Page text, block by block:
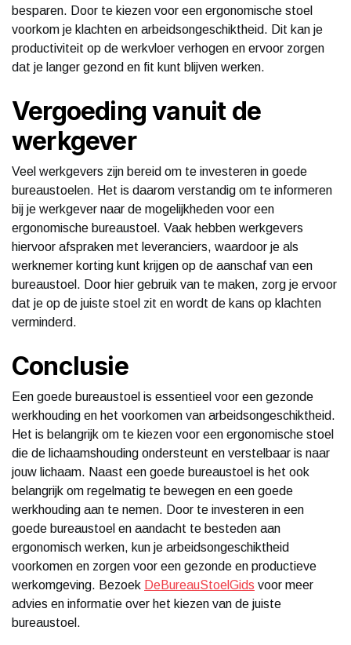
besparen. Door te kiezen voor een ergonomische stoel
voorkom je klachten en arbeidsongeschiktheid. Dit kan je
productiviteit op de werkvloer verhogen en ervoor zorgen
dat je langer gezond en fit kunt blijven werken.
Vergoeding vanuit de
werkgever
Veel werkgevers zijn bereid om te investeren in goede
bureaustoelen. Het is daarom verstandig om te informeren
bij je werkgever naar de mogelijkheden voor een
ergonomische bureaustoel. Vaak hebben werkgevers
hiervoor afspraken met leveranciers, waardoor je als
werknemer korting kunt krijgen op de aanschaf van een
bureaustoel. Door hier gebruik van te maken, zorg je ervoor
dat je op de juiste stoel zit en wordt de kans op klachten
verminderd.
Conclusie
Een goede bureaustoel is essentieel voor een gezonde
werkhouding en het voorkomen van arbeidsongeschiktheid.
Het is belangrijk om te kiezen voor een ergonomische stoel
die de lichaamshouding ondersteunt en verstelbaar is naar
jouw lichaam. Naast een goede bureaustoel is het ook
belangrijk om regelmatig te bewegen en een goede
werkhouding aan te nemen. Door te investeren in een
goede bureaustoel en aandacht te besteden aan
ergonomisch werken, kun je arbeidsongeschiktheid
voorkomen en zorgen voor een gezonde en productieve
werkomgeving. Bezoek DeBureauStoelGids voor meer
advies en informatie over het kiezen van de juiste
bureaustoel.